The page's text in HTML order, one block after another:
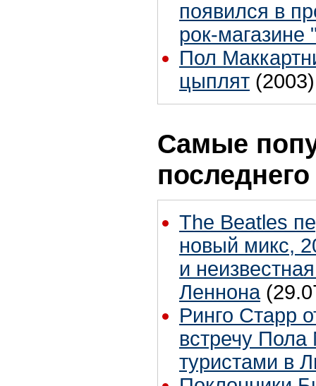
появился в
рок-магазине
Пол
цыплят (2003)
Самые
The Beatles
новый микс,
и
Леннона
Ринго Старр
встречу Пола
туристами в